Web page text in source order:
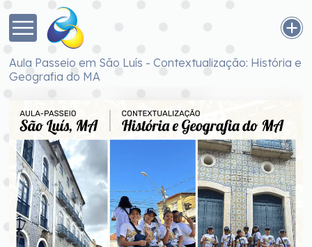
Aula Passeio em São Luís - Contextualização: História e
Geografia do MA